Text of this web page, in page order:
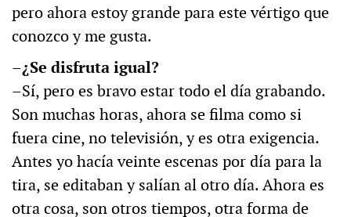
pero ahora estoy grande para este vértigo que
conozco y me gusta.
–¿Se disfruta igual?
–Sí, pero es bravo estar todo el día grabando.
Son muchas horas, ahora se filma como si
fuera cine, no televisión, y es otra exigencia.
Antes yo hacía veinte escenas por día para la
tira, se editaban y salían al otro día. Ahora es
otra cosa, son otros tiempos, otra forma de